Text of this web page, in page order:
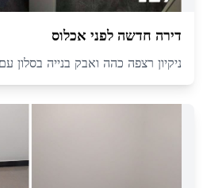
דירה חדשה לפני אכלוס
ניקיון רצפה כהה ואבק בנייה בסלון